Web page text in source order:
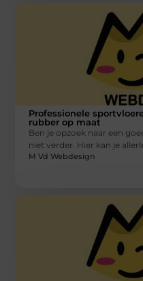
Professionele
rubber op maat
Ben je opzoek naar een
niet verder. Hier kan je
M Vd Webdesign